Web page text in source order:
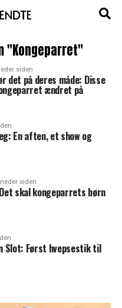
"Kongeparret"
siden
det på deres måde: Disse
ændret på
En aften, et show og
siden
skal kongeparrets børn
Slot: Først hvepsestik til